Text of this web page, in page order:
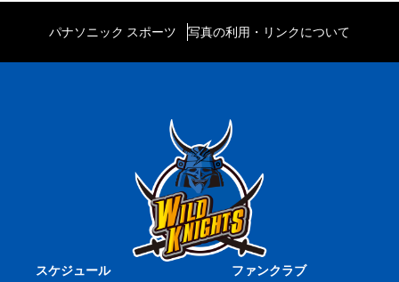
パナソニック スポーツ 写真の利用・リンクについて
スケジュール ファンクラブ